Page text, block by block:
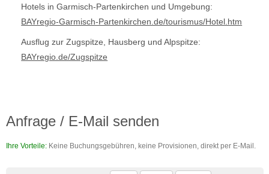
Hotels in Garmisch-Partenkirchen und Umgebung:
BAYregio-Garmisch-Partenkirchen.de/tourismus/Hotel.htm
Ausflug zur Zugspitze, Hausberg und Alpspitze:
BAYregio.de/Zugspitze
Anfrage / E-Mail senden
Ihre Vorteile: Keine Buchungsgebühren, keine Provisionen, direkt per E-Mail.